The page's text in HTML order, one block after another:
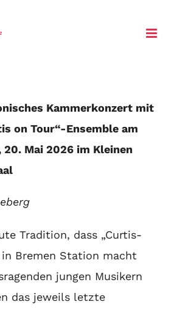
Kammerkonzert mit
on Tour“-Ensemble am
Mai 2026 im Kleinen
Tradition, dass „Curtis-
in Bremen Station macht
jungen Musikern
das jeweils letzte